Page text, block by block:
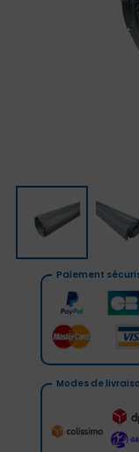
Paiement
Modes de